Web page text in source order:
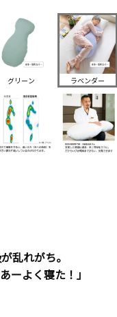
グリーン ラベンダー
乱れがち。
ーよく寝た！」